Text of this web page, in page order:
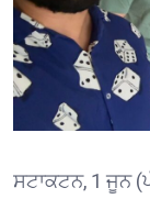
ਸਟਾਕਟਨ, 1 ਜੂਨ